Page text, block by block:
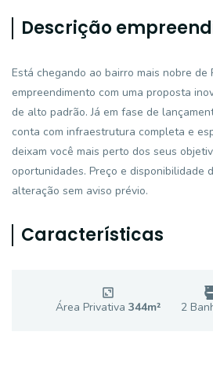
Descrição
Está chegando ao bairro mais nobre de
empreendimento com uma proposta
de alto padrão. Já em fase de
conta com infraestrutura completa e
deixam você mais perto dos seus
oportunidades. Preço e disponibilidade
alteração sem aviso prévio.
Características
Área Privativa 344m² 2